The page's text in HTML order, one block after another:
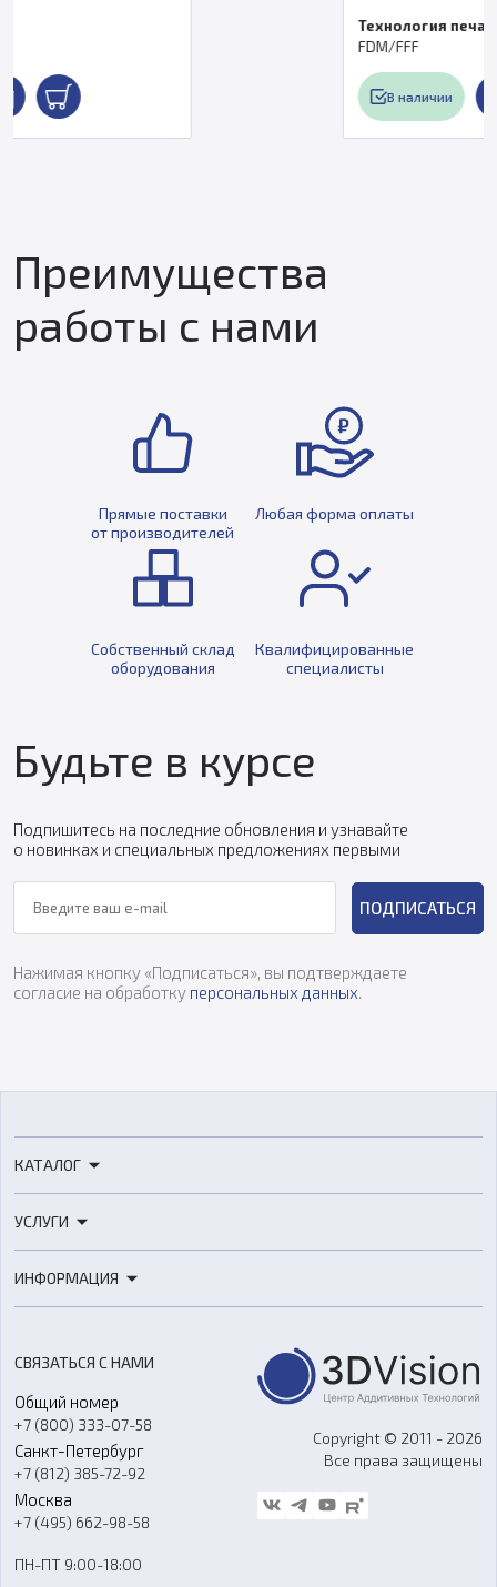
Преимущества
работы с нами
Прямые поставки
от производителей
Любая форма оплаты
Собственный склад
оборудования
Квалифицированные
специалисты
Будьте в курсе
Подпишитесь на последние обновления и узнавайте
о новинках и специальных предложениях первыми
ПОДПИСАТЬСЯ
Нажимая кнопку «Подписаться», вы подтверждаете
согласие на обработку персональных данных.
КАТАЛОГ
3D-сканеры
Расходные материалы
Оборудование и материалы для вакуумного литья
Аксессуары и прочее оборудование
Программное обеспечение
УСЛУГИ
3D-моделирование
Ремонт и услуги
ИНФОРМАЦИЯ
О компании
Контакты
Гос. закупки
Стать дилером
Блог
СВЯЗАТЬСЯ С НАМИ
Общий номер
+7 (800) 333-07-58
Санкт-Петербург
+7 (812) 385-72-92
Москва
+7 (495) 662-98-58
ПН-ПТ 9:00-18:00
Copyright © 2011 - 2026
Все права защищены